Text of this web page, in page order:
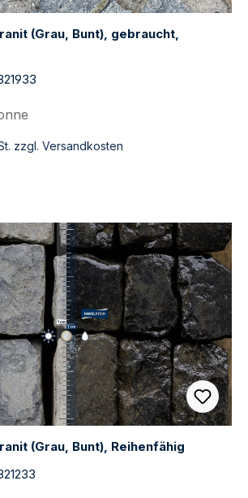
(Grau, Bunt), gebraucht,
zzgl. Versandkosten
(Grau, Bunt), Reihenfähig